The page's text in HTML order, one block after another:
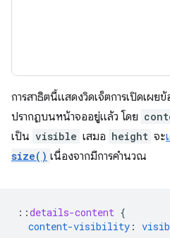
การสาธิตนี้แสดงวิดเจ็ตการเปิดเผย
ปรากฏบนหน้าจออยู่แล้ว โดย
เป็น visible เสมอ height จะ
size() เนื่องจากมีการคำนวณ
::details-content {
content-visibility :